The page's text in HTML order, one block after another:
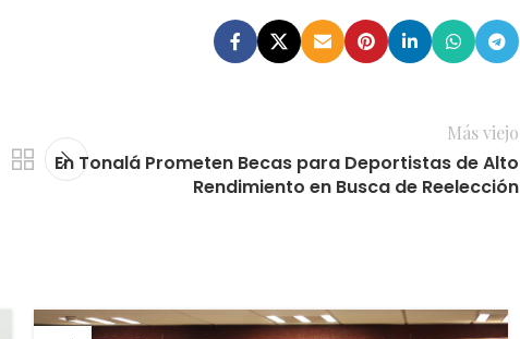
Más viejo
En Tonalá Prometen Becas para Deportistas de Alto
Rendimiento en Busca de Reelección